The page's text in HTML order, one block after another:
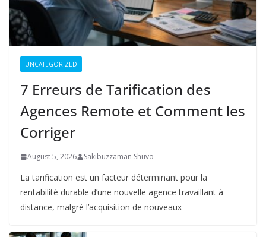
UNCATEGORIZED
7 Erreurs de Tarification des
Agences Remote et Comment les
Corriger
August 5, 2026 Sakibuzzaman Shuvo
La tarification est un facteur déterminant pour la
rentabilité durable d’une nouvelle agence travaillant à
distance, malgré l’acquisition de nouveaux